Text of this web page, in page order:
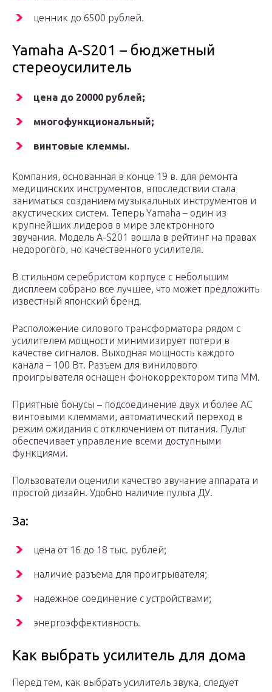
ценник до 6500 рублей.
Yamaha A-S201 – бюджетный
стереоусилитель
цена до 20000 рублей;
многофункциональный;
винтовые клеммы.
Компания, основанная в конце 19 в. для ремонта
медицинских инструментов, впоследствии стала
заниматься созданием музыкальных инструментов и
акустических систем. Теперь Yamaha – один из
крупнейших лидеров в мире электронного
звучания. Модель A-S201 вошла в рейтинг на правах
недорогого, но качественного усилителя.
В стильном серебристом корпусе с небольшим
дисплеем собрано все лучшее, что может предложить
известный японский бренд.
Расположение силового трансформатора рядом с
усилителем мощности минимизирует потери в
качестве сигналов. Выходная мощность каждого
канала – 100 Вт. Разъем для винилового
проигрывателя оснащен фонокорректором типа ММ.
Приятные бонусы – подсоединение двух и более АС
винтовыми клеммами, автоматический переход в
режим ожидания с отключением от питания. Пульт
обеспечивает управление всеми доступными
функциями.
Пользователи оценили качество звучание аппарата и
простой дизайн. Удобно наличие пульта ДУ.
За:
цена от 16 до 18 тыс. рублей;
наличие разъема для проигрывателя;
надежное соединение с устройствами;
энергоэффективность.
Как выбрать усилитель для дома
Перед тем, как выбрать усилитель звука, следует